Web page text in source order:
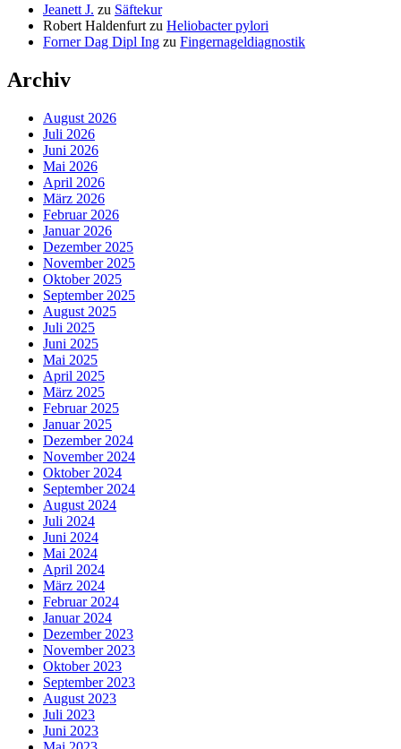
Jeanett J. zu Säftekur
Robert Haldenfurt zu Heliobacter pylori
Forner Dag Dipl Ing zu Fingernageldiagnostik
Archiv
August 2026
Juli 2026
Juni 2026
Mai 2026
April 2026
März 2026
Februar 2026
Januar 2026
Dezember 2025
November 2025
Oktober 2025
September 2025
August 2025
Juli 2025
Juni 2025
Mai 2025
April 2025
März 2025
Februar 2025
Januar 2025
Dezember 2024
November 2024
Oktober 2024
September 2024
August 2024
Juli 2024
Juni 2024
Mai 2024
April 2024
März 2024
Februar 2024
Januar 2024
Dezember 2023
November 2023
Oktober 2023
September 2023
August 2023
Juli 2023
Juni 2023